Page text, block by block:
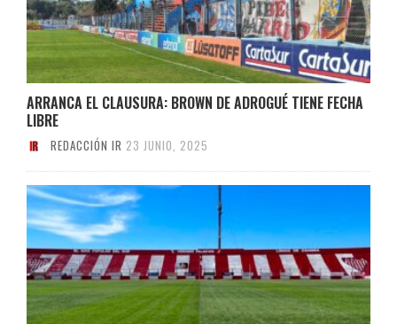
ARRANCA EL CLAUSURA: BROWN DE ADROGUÉ TIENE FECHA
LIBRE
REDACCIÓN IR 23 JUNIO, 2025